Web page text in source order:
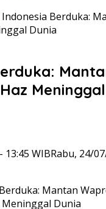
Indonesia Berduka:
Dunia
13:45 WIBRabu, 24/